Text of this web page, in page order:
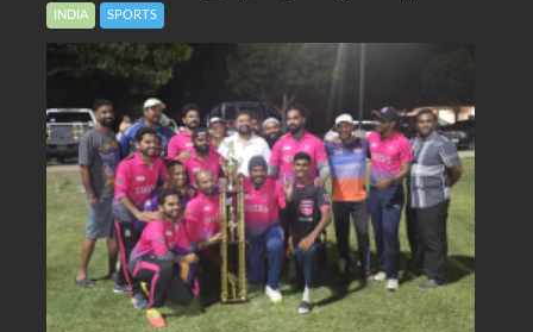
INDIA SPORTS